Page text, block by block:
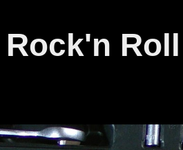
Roll